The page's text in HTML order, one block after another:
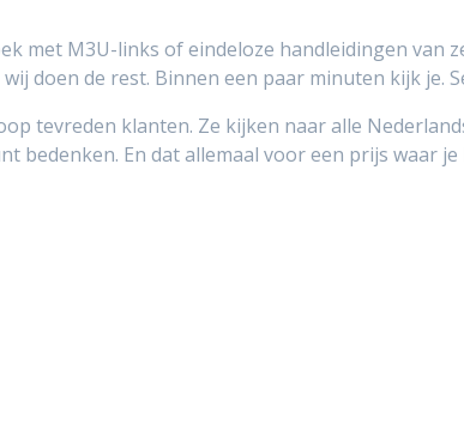
met M3U-links of eindeloze handleidingen van
doen de rest. Binnen een paar minuten kijk je.
tevreden klanten. Ze kijken naar alle
bedenken. En dat allemaal voor een prijs waar